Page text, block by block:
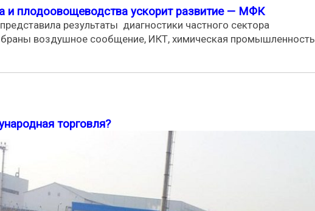
и плодоовощеводства ускорит развитие — МФК
результаты диагностики частного сектора
воздушное сообщение, ИКТ, химическая промышленность
торговля?